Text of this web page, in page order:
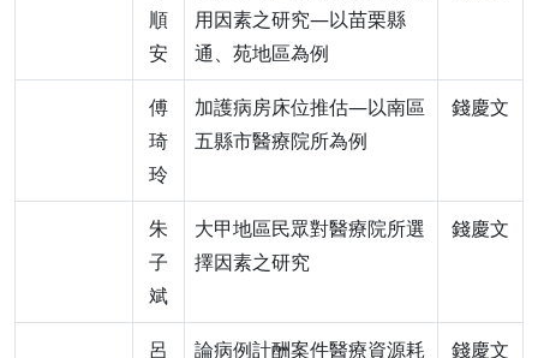
順
安
用因素之研究—以苗栗縣
通、苑地區為例
傅
琦
玲
加護病房床位推估—以南區
五縣市醫療院所為例
錢慶文
朱
子
斌
大甲地區民眾對醫療院所選
擇因素之研究
錢慶文
呂
論病例計酬案件醫療資源耗
錢慶文